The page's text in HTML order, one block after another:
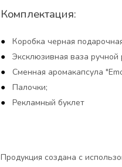
Комплектация:
Коробка черная
Эксклюзивная ваза
Сменная аромакапсула
Палочки;
Рекламный буклет
Продукция создана с